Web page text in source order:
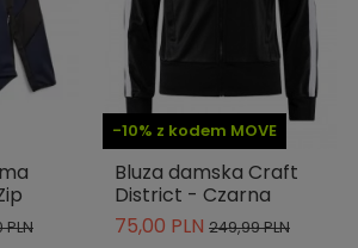
-10% z kodem MOVE
Bluza damska Craft
District - Czarna
75,00 PLN 249,99 PLN